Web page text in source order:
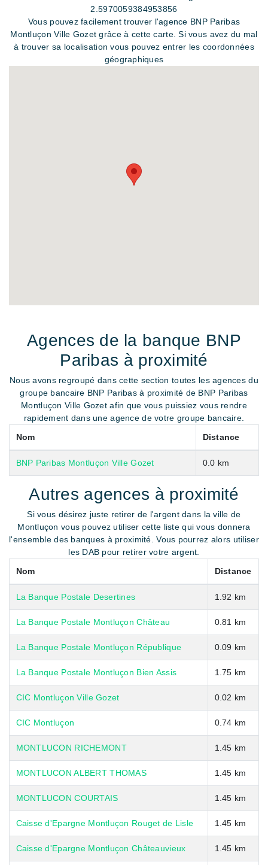
2.5970059384953856
Vous pouvez facilement trouver l'agence BNP Paribas
Montluçon Ville Gozet grâce à cette carte. Si vous avez du mal
à trouver sa localisation vous pouvez entrer les coordonnées
géographiques
Agences de la banque BNP
Paribas à proximité
Nous avons regroupé dans cette section toutes les agences du
groupe bancaire BNP Paribas à proximité de BNP Paribas
Montluçon Ville Gozet afin que vous puissiez vous rendre
rapidement dans une agence de votre groupe bancaire.
Nom
Distance
BNP Paribas Montluçon Ville Gozet 0.0 km
Autres agences à proximité
Si vous désirez juste retirer de l'argent dans la ville de
Montluçon vous pouvez utiliser cette liste qui vous donnera
l'ensemble des banques à proximité. Vous pourrez alors utiliser
les DAB pour retirer votre argent.
Nom
Distance
La Banque Postale Desertines 1.92 km
La Banque Postale Montluçon Château 0.81 km
La Banque Postale Montluçon République 0.09 km
La Banque Postale Montluçon Bien Assis 1.75 km
CIC Montluçon Ville Gozet 0.02 km
CIC Montluçon 0.74 km
MONTLUCON RICHEMONT 1.45 km
MONTLUCON ALBERT THOMAS 1.45 km
MONTLUCON COURTAIS 1.45 km
Caisse d'Epargne Montluçon Rouget de Lisle 1.45 km
Caisse d'Epargne Montluçon Châteauvieux 1.45 km